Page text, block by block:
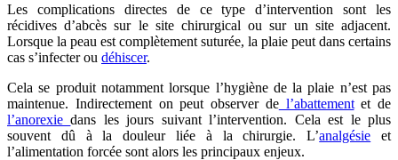
Les complications directes de ce type d’intervention sont les
récidives d’abcès sur le site chirurgical ou sur un site adjacent.
Lorsque la peau est complètement suturée, la plaie peut dans certains
cas s’infecter ou déhiscer.
Cela se produit notamment lorsque l’hygiène de la plaie n’est pas
maintenue. Indirectement on peut observer del’abattementet de
l’anorexiedans les jours suivant l’intervention. Cela est le plus
souvent dû à la douleur liée à la chirurgie. L’analgésie et
l’alimentation forcée sont alors les principaux enjeux.